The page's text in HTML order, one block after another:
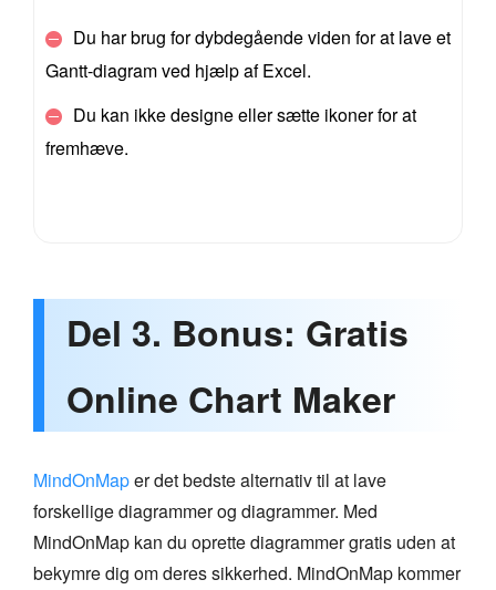
Du har brug for dybdegående viden for at lave et
Gantt-diagram ved hjælp af Excel.
Du kan ikke designe eller sætte ikoner for at
fremhæve.
Del 3. Bonus: Gratis
Online Chart Maker
MindOnMaper det bedste alternativ til at lave
forskellige diagrammer og diagrammer. Med
MindOnMap kan du oprette diagrammer gratis uden at
bekymre dig om deres sikkerhed. MindOnMap kommer